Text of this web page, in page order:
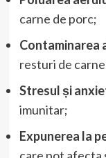
carne de porc;
Contaminarea
resturi de
Stresul și
imunitar;
Expunerea la